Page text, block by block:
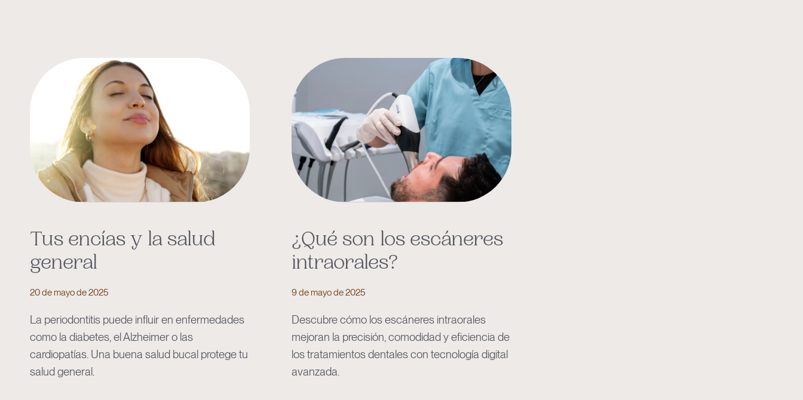
Tus encías y la salud
general
20 de mayo de 2025
La periodontitis puede influir en enfermedades
como la diabetes, el Alzheimer o las
cardiopatías. Una buena salud bucal protege tu
salud general.
¿Qué son los escáneres
intraorales?
9 de mayo de 2025
Descubre cómo los escáneres intraorales
mejoran la precisión, comodidad y eficiencia de
los tratamientos dentales con tecnología digital
avanzada.